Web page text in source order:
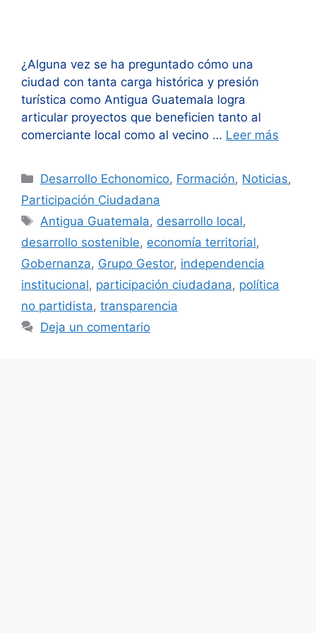
¿Alguna vez se ha preguntado cómo una
ciudad con tanta carga histórica y presión
turística como Antigua Guatemala logra
articular proyectos que beneficien tanto al
comerciante local como al vecino … Leer más
Categorías
Desarrollo Echonomico, Formación, Noticias,
Participación Ciudadana
Etiquetas
Antigua Guatemala, desarrollo local,
desarrollo sostenible, economía territorial,
Gobernanza, Grupo Gestor, independencia
institucional, participación ciudadana, política
no partidista, transparencia
Deja un comentario